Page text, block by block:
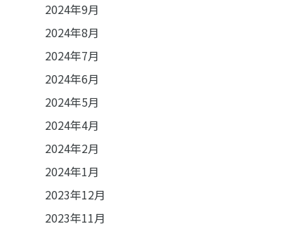
2024年9月
2024年8月
2024年7月
2024年6月
2024年5月
2024年4月
2024年2月
2024年1月
2023年12月
2023年11月